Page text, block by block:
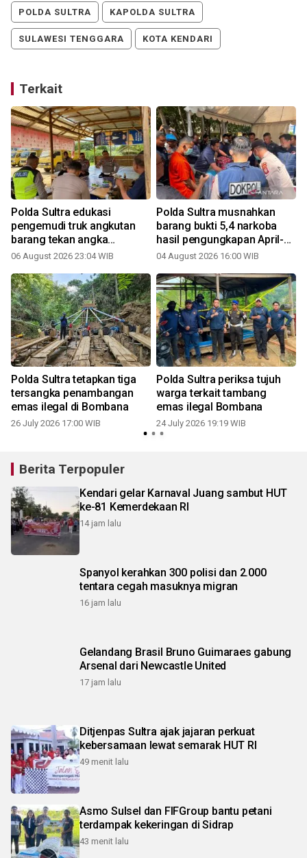
POLDA SULTRA KAPOLDA SULTRA
SULAWESI TENGGARA KOTA KENDARI
Terkait
Polda Sultra edukasi
pengemudi truk angkutan
barang tekan angka
kecelakaan
06 August 2026 23:04 WIB
Polda Sultra musnahkan
barang bukti 5,4 narkoba
hasil pengungkapan April-
Juli 2026
04 August 2026 16:00 WIB
Polda Sultra tetapkan tiga
tersangka penambangan
emas ilegal di Bombana
26 July 2026 17:00 WIB
Polda Sultra periksa tujuh
warga terkait tambang
emas ilegal Bombana
24 July 2026 19:19 WIB
Berita Terpopuler
Kendari gelar Karnaval Juang sambut HUT
ke-81 Kemerdekaan RI
14 jam lalu
Spanyol kerahkan 300 polisi dan 2.000
tentara cegah masuknya migran
16 jam lalu
Gelandang Brasil Bruno Guimaraes gabung
Arsenal dari Newcastle United
17 jam lalu
Ditjenpas Sultra ajak jajaran perkuat
kebersamaan lewat semarak HUT RI
49 menit lalu
Asmo Sulsel dan FIFGroup bantu petani
terdampak kekeringan di Sidrap
43 menit lalu